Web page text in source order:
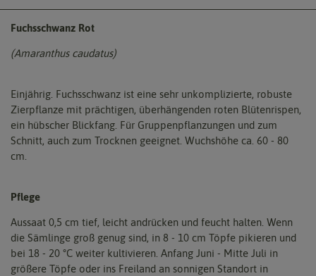
Fuchsschwanz Rot
(Amaranthus caudatus)
Einjährig. Fuchsschwanz ist eine sehr unkomplizierte, robuste
Zierpflanze mit prächtigen, überhängenden roten Blütenrispen,
ein hübscher Blickfang. Für Gruppenpflanzungen und zum
Schnitt, auch zum Trocknen geeignet. Wuchshöhe ca. 60 - 80
cm.
Pflege
Aussaat 0,5 cm tief, leicht andrücken und feucht halten. Wenn
die Sämlinge groß genug sind, in 8 - 10 cm Töpfe pikieren und
bei 18 - 20 °C weiter kultivieren. Anfang Juni - Mitte Juli in
größere Töpfe oder ins Freiland an sonnigen Standort in